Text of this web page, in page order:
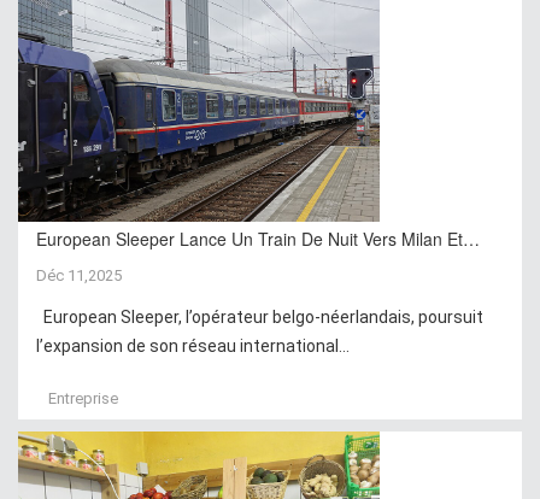
European Sleeper Lance Un Train De Nuit Vers Milan Et…
Déc 11,2025
European Sleeper, l’opérateur belgo-néerlandais, poursuit
l’expansion de son réseau international...
Entreprise